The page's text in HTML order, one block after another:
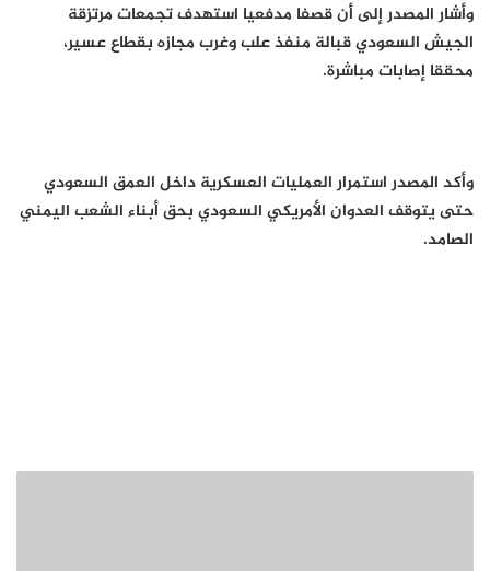
وأشار المصدر إلى أن قصفا مدفعيا استهدف تجمعات مرتزقة
الجيش السعودي قبالة منفذ علب وغرب مجازه بقطاع عسير،
محققا إصابات مباشرة.
وأكد المصدر استمرار العمليات العسكرية داخل العمق السعودي
حتى يتوقف العدوان الأمريكي السعودي بحق أبناء الشعب اليمني
الصامد.